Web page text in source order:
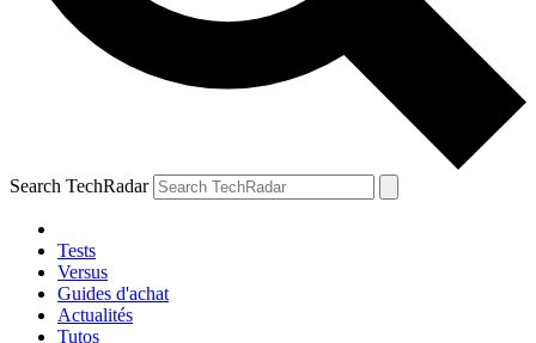
Search TechRadar
Tests
Versus
Guides d'achat
Actualités
Tutos